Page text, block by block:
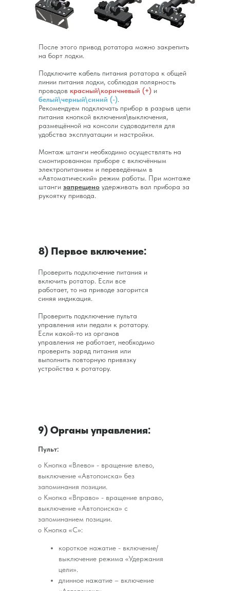
После этого привод ротатора можно закрепить
на борт лодки.
Подключите кабель питания ротатора к общей
линии питания лодки, соблюдая полярность
проводов красный\коричневый (+) и
белый\черный\синий (-).
Рекомендуем подключать прибор в разрыв цепи
питания кнопкой включения\выключения,
размещённой на консоли судоводителя для
удобства эксплуатации и настройки.
Монтаж штанги необходимо осуществлять на
смонтированном приборе с включённым
электропитанием и переведённым в
«Автоматический» режим работы. При монтаже
штанги запрещено удерживать вал прибора за
рукоятку привода.
8) Первое включение:
Проверить подключение питания и
включить ротатор. Если все
работает, то на приводе загорится
синяя индикация.
Проверить подключение пульта
управления или педали к ротатору.
Если какой-то из органов
управления не работает, необходимо
проверить заряд питания или
выполнить повторную привязку
устройства к ротатору.
o Кнопка «Влево» - вращение влево,
выключение «Автопоиска» без
запоминания позиции.
o Кнопка «Bправо» - вращение вправо,
выключение «Автопоиска» с
запоминанием позиции.
o Кнопка «С»:
короткое нажатие - включение/
выключение режима «Удержания
цели».
длинное нажатие – включение
9) Органы управления:
Пульт: